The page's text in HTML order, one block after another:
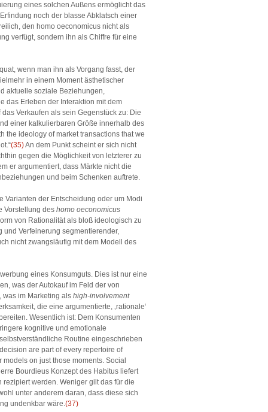
eines solchen Außens ermöglicht das
noch der blasse Abklatsch einer
den homo oeconomicus nicht als
verfügt, sondern ihn als Chiffre für eine
wenn man ihn als Vorgang fasst, der
in einem Moment ästhetischer
aktuelle soziale Beziehungen,
das Erleben der Interaktion mit dem
Verkaufen als sein Gegenstück zu: Die
einer kalkulierbaren Größe innerhalb des
the ideology of market transactions that we
(35)An dem Punkt scheint er sich nicht
gegen die Möglichkeit von letzterer zu
er argumentiert, dass Märkte nicht die
und beim Schenken auftrete.
der Entscheidung oder um Modi
Vorstellung des homo oeconomicus
von Rationalität als bloß ideologisch zu
Verfeinerung segmentierender,
nicht zwangsläufig mit dem Modell des
eines Konsumguts. Dies ist nur eine
was der Autokauf im Feld der von
was im Marketing als high-involvement
die eine argumentierte, ‚rationale‘
Wesentlich ist: Dem Konsumenten
kognitive und emotionale
Routine eingeschrieben
are part of every repertoire of
on just those moments. Social
Bourdieus Konzept des Habitus liefert
werden. Weniger gilt das für die
unter anderem daran, dass diese sich
undenkbar wäre.(37)